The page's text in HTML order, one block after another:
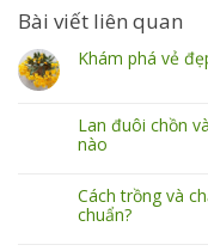
Bài viết liên quan
Khám phá vẻ
Lan đuôi chồn
nào
Cách trồng và
chuẩn?